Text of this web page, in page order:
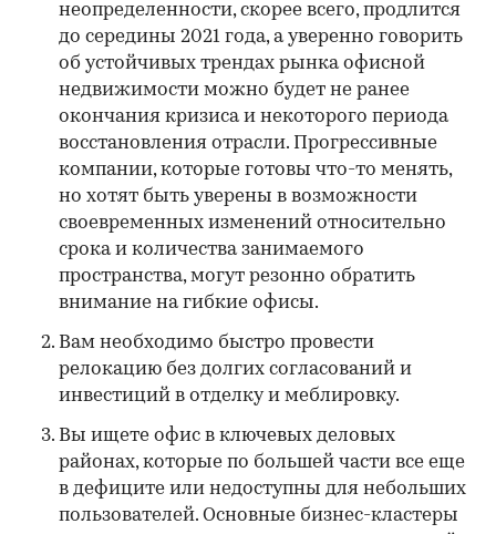
неопределенности, скорее всего, продлится
до середины 2021 года, а уверенно говорить
об устойчивых трендах рынка офисной
недвижимости можно будет не ранее
окончания кризиса и некоторого периода
восстановления отрасли. Прогрессивные
компании, которые готовы что-то менять,
но хотят быть уверены в возможности
своевременных изменений относительно
срока и количества занимаемого
пространства, могут резонно обратить
внимание на гибкие офисы.
Вам необходимо быстро провести
релокацию без долгих согласований и
инвестиций в отделку и меблировку.
Вы ищете офис в ключевых деловых
районах, которые по большей части все еще
в дефиците или недоступны для небольших
пользователей. Основные бизнес-кластеры